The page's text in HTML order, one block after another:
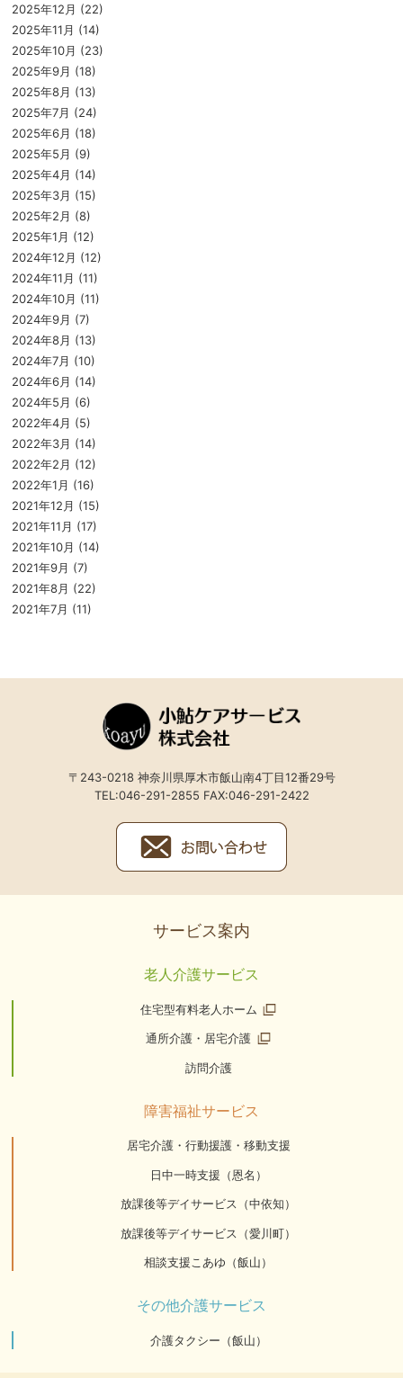
2025年12月 (22)
2025年11月 (14)
2025年10月 (23)
2025年9月 (18)
2025年8月 (13)
2025年7月 (24)
2025年6月 (18)
2025年5月 (9)
2025年4月 (14)
2025年3月 (15)
2025年2月 (8)
2025年1月 (12)
2024年12月 (12)
2024年11月 (11)
2024年10月 (11)
2024年9月 (7)
2024年8月 (13)
2024年7月 (10)
2024年6月 (14)
2024年5月 (6)
2022年4月 (5)
2022年3月 (14)
2022年2月 (12)
2022年1月 (16)
2021年12月 (15)
2021年11月 (17)
2021年10月 (14)
2021年9月 (7)
2021年8月 (22)
2021年7月 (11)
〒243-0218 神奈川県厚木市飯山南4丁目12番29号
TEL:046-291-2855 FAX:046-291-2422
サービス案内
老人介護サービス
住宅型有料老人ホーム
通所介護・居宅介護
訪問介護
障害福祉サービス
居宅介護・行動援護・移動支援
日中一時支援（恩名）
放課後等デイサービス（中依知）
放課後等デイサービス（愛川町）
相談支援こあゆ（飯山）
その他介護サービス
介護タクシー（飯山）